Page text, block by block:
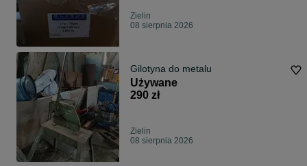
Zielin
08 sierpnia 2026
Gilotyna do metalu
Używane
290 zł
Zielin
08 sierpnia 2026